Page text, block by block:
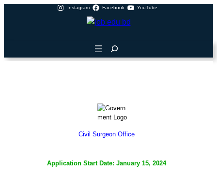
Instagram Facebook YouTube
Civil Surgeon Office
Application Start Date: January 15, 2024